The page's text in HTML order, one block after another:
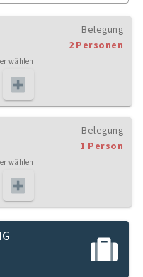
Belegung
2 Personen
wählen
Belegung
1 Person
wählen